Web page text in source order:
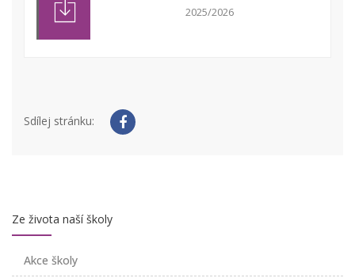
2025/2026
Sdílej stránku:
Ze života naší školy
Akce školy